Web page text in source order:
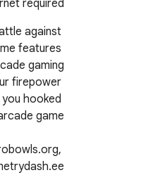
required!
against
features
firepower
hooked